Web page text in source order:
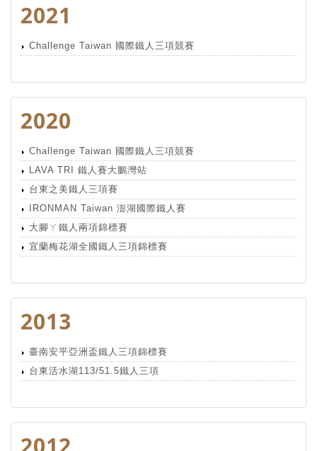
2021
Challenge Taiwan 國際鐵人三項競賽
2020
Challenge Taiwan 國際鐵人三項競賽
LAVA TRI 鐵人賽大鵬灣站
台東之美鐵人三項賽
IRONMAN Taiwan 澎湖國際鐵人賽
大腳ㄚ鐵人兩項錦標賽
宜蘭梅花湖全國鐵人三項錦標賽
2013
臺南安平亞洲盃鐵人三項錦標賽
台東活水湖113/51.5鐵人三項